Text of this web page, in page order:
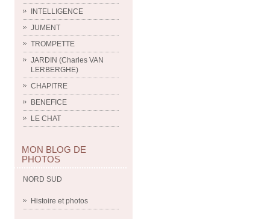
INTELLIGENCE
JUMENT
TROMPETTE
JARDIN (Charles VAN
LERBERGHE)
CHAPITRE
BENEFICE
LE CHAT
MON BLOG DE
PHOTOS
NORD SUD
Histoire et photos